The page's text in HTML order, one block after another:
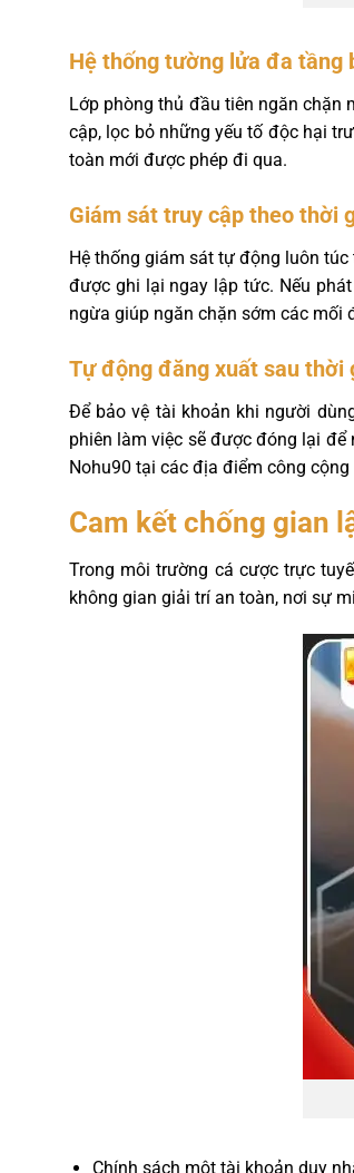
Hệ thống tường lửa đa tầng
Lớp phòng thủ đầu tiên ngăn chặn
cập, lọc bỏ những yếu tố độc hại
toàn mới được phép đi qua.
Giám sát truy cập theo thời
Hệ thống giám sát tự động luôn
được ghi lại ngay lập tức. Nếu
ngừa giúp ngăn chặn sớm các mối
Tự động đăng xuất sau thời
Để bảo vệ tài khoản khi người
phiên làm việc sẽ được đóng lại
Nohu90 tại các địa điểm công
Cam kết chống gian
Trong môi trường cá cược trực
không gian giải trí an toàn, nơi sự
Chính sách một tài khoản duy